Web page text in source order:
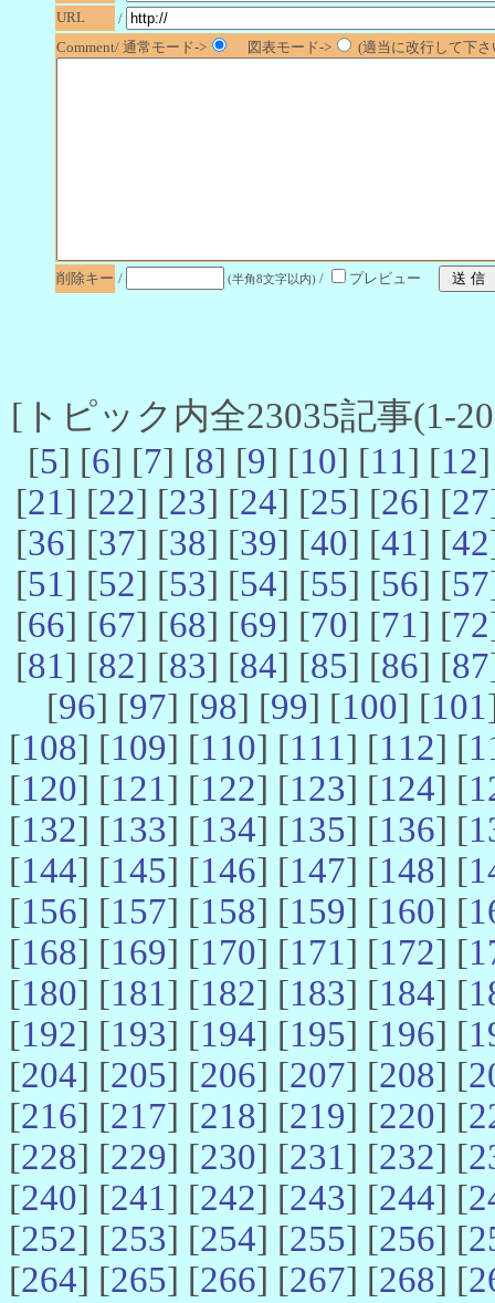
URL
/
Comment/ 通常モード->
図表モード-> (適当に改行して下
削除キー / (半角8文字以内) / プレビュー
[トピック内全23035記事(1-
[5] [6] [7] [8] [9] [10] [11] [12
[21] [22] [23] [24] [25] [26] [27
[36] [37] [38] [39] [40] [41] [42
[51] [52] [53] [54] [55] [56] [57
[66] [67] [68] [69] [70] [71] [72
[81] [82] [83] [84] [85] [86] [87
[96] [97] [98] [99] [100] [101
[108] [109] [110] [111] [112] [
[120] [121] [122] [123] [124] [
[132] [133] [134] [135] [136] [
[144] [145] [146] [147] [148] [
[156] [157] [158] [159] [160] [
[168] [169] [170] [171] [172] [
[180] [181] [182] [183] [184] [
[192] [193] [194] [195] [196] [
[204] [205] [206] [207] [208] [
[216] [217] [218] [219] [220] [
[228] [229] [230] [231] [232] [
[240] [241] [242] [243] [244] [
[252] [253] [254] [255] [256] [
[264] [265] [266] [267] [268] [